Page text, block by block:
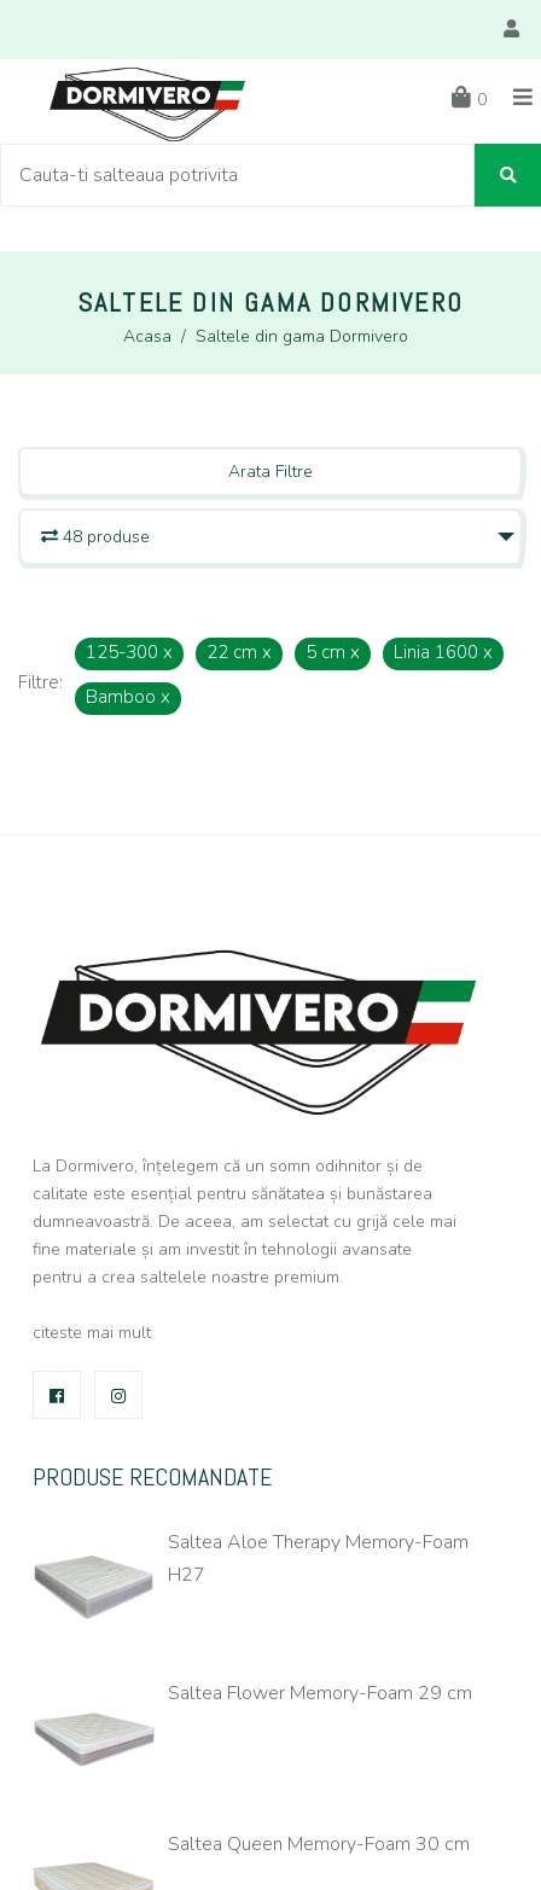
0
SALTELE DIN GAMA DORMIVERO
Acasa / Saltele din gama Dormivero
Arata Filtre
48 produse
Filtre:
125-300 x 22 cm x 5 cm x Linia 1600 x
Bamboo x
La Dormivero, înțelegem că un somn odihnitor și de
calitate este esențial pentru sănătatea și bunăstarea
dumneavoastră. De aceea, am selectat cu grijă cele mai
fine materiale și am investit în tehnologii avansate
pentru a crea saltelele noastre premium.
citeste mai mult
FACEBOOK
PRODUSE RECOMANDATE
Saltea Aloe Therapy Memory-Foam
H27
Saltea Flower Memory-Foam 29 cm
Saltea Queen Memory-Foam 30 cm